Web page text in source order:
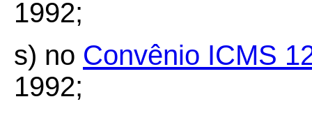
1992;
s) no Convênio ICMS
1992;